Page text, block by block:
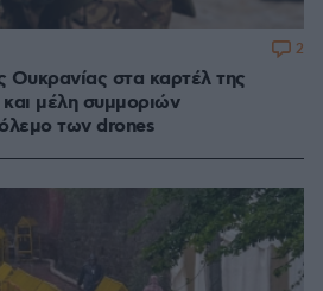
Ουκρανίας στα καρτέλ της
μέλη συμμοριών
των drones
2